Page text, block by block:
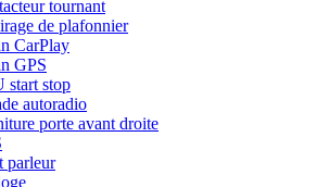
tournant
de plafonnier
CarPlay
GPS
start stop
autoradio
porte avant droite
parleur